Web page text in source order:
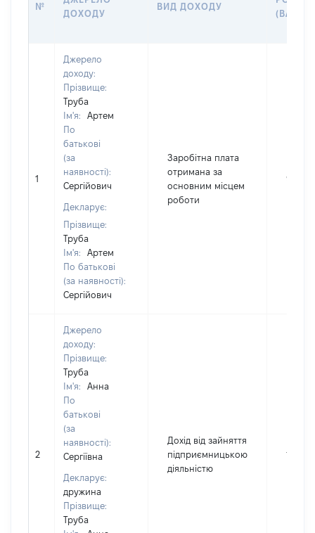
№
ДОХОДУ
ВИД ДОХОДУ
1
Джерело
доходу:
Прізвище:
Труба
Ім'я:
Артем
По
батькові
(за
наявності):
Сергійович
Декларує:
Прізвище:
Труба
Ім'я:
Артем
По батькові
(за наявності):
Сергійович
Заробітна плата
отримана за
основним місцем
роботи
99152
2
Джерело
доходу:
Прізвище:
Труба
Ім'я:
Анна
По
батькові
(за
наявності):
Сергіївна
Декларує:
дружина
Прізвище:
Труба
Дохід від зайняття
підприємницькою
діяльністю